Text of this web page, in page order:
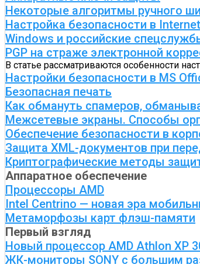
Некоторые алгоритмы ручного
Настройка безопасности в
Windows и российские
PGP на страже электронной
В статье рассматриваются особенности
Настройки безопасности в MS
Безопасная печать
Как обмануть спамеров,
Межсетевые экраны. Способы
Обеспечение безопасности в
Защита XML-документов при
Криптографические методы
Аппаратное обеспечение
Процессоры AMD
Intel Centrino — новая эра
Метаморфозы карт флэш-памяти
Первый взгляд
Новый процессор AMD Athlon XP
ЖК-мониторы SONY с большим